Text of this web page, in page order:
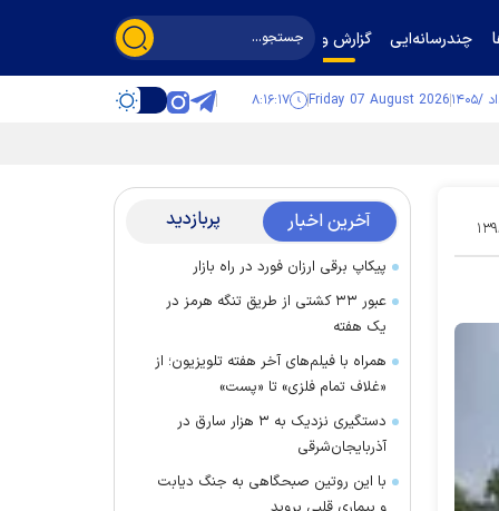
چندرسانه‌ایی گزارش و گفت‌وگو
Friday 07 August 2026 ۸:۱۶:۱۷
۱۷ آخرین اخبار پربازدید
پیکاپ برقی ارزان فورد در راه بازار
عبور ۳۳ کشتی از طریق تنگه هرمز در
یک هفته
همراه با فیلم‌های آخر هفته تلویزیون؛ از
«غلاف تمام فلزی» تا «پست»
دستگیری نزدیک به ۳ هزار سارق در
آذربایجان‌شرقی
با این روتین صبحگاهی به جنگ دیابت